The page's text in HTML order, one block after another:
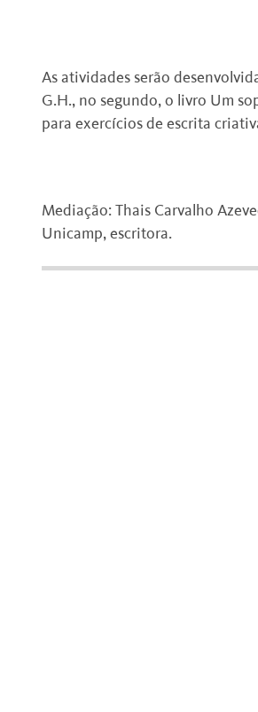
As atividades serão
G.H., no segundo, o livro Um
para exercícios de escrita
Mediação: Thais Carvalho
Unicamp, escritora.